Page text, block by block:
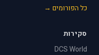
כל הפורומים →
סקירות
DCS World